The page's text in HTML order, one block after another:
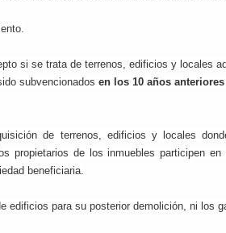
si se trata de terrenos, edificios y locales
subvencionados en los 10 años
de terrenos, edificios y locales
propietarios de los inmuebles participen
beneficiaria.
edificios para su posterior demolición, ni los